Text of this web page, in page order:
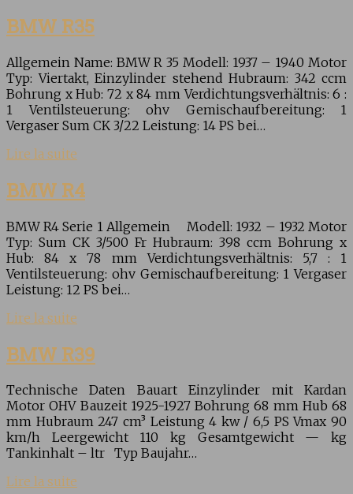
BMW R35
Allgemein Name: BMW R 35 Modell: 1937 – 1940 Motor
Typ: Viertakt, Einzylinder stehend Hubraum: 342 ccm
Bohrung x Hub: 72 x 84 mm Verdichtungsverhältnis: 6 :
1 Ventilsteuerung: ohv Gemischaufbereitung: 1
Vergaser Sum CK 3/22 Leistung: 14 PS bei…
Lire la suite
BMW R4
BMW R4 Serie 1 Allgemein Modell: 1932 – 1932 Motor
Typ: Sum CK 3/500 Fr Hubraum: 398 ccm Bohrung x
Hub: 84 x 78 mm Verdichtungsverhältnis: 5,7 : 1
Ventilsteuerung: ohv Gemischaufbereitung: 1 Vergaser
Leistung: 12 PS bei…
Lire la suite
BMW R39
Technische Daten Bauart Einzylinder mit Kardan
Motor OHV Bauzeit 1925-1927 Bohrung 68 mm Hub 68
mm Hubraum 247 cm³ Leistung 4 kw / 6,5 PS Vmax 90
km/h Leergewicht 110 kg Gesamtgewicht — kg
Tankinhalt – ltr Typ Baujahr…
Lire la suite